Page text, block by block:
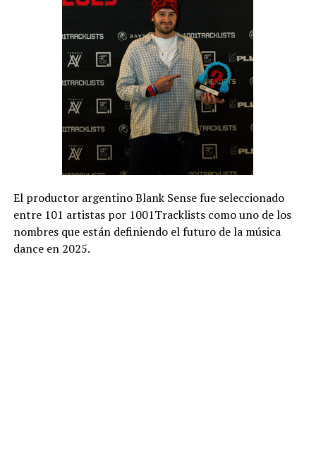
El productor argentino Blank Sense fue seleccionado
entre 101 artistas por 1001Tracklists como uno de los
nombres que están definiendo el futuro de la música
dance en 2025.